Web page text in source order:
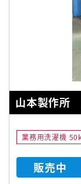
山本製作所
業務用洗濯機
販売中